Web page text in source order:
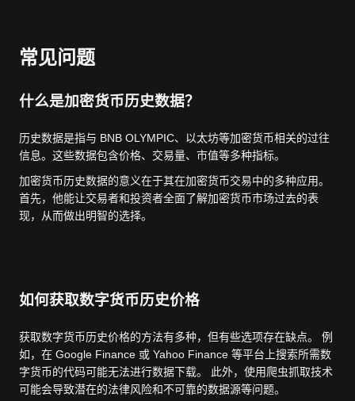
常见问题
什么是加密货币历史数据？
历史数据是指与 BNB OLYMPIC、以太坊等加密货币相关的过往
信息。这些数据包含价格、交易量、市值等多种指标。
加密货币历史数据的意义在于其在加密货币交易中的多种应用。
首先，他能让交易者和投资者全面了解加密货币市场过去的表
现，从而做出明智的选择。
如何获取数字货币历史价格
获取数字货币历史价格的方法有多种，但有些选项存在缺点。 例
如，在 Google Finance 或 Yahoo Finance 等平台上搜索所需数
字货币的代码可能无法进行数据下载。 此外，使用爬虫抓取技术
可能会导致潜在的法律风险和不可靠的数据源等问题。